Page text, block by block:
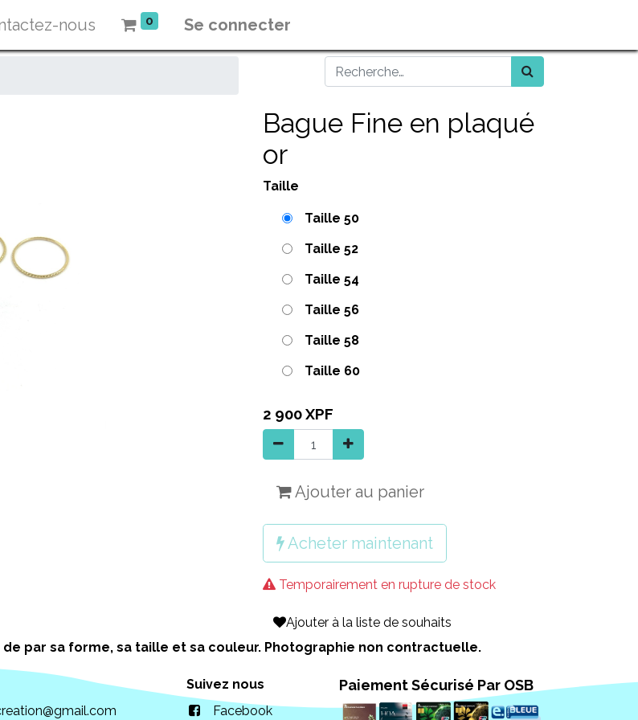
nous 0 Se connecter
Bague Fine en plaqué
or
Taille
Taille 50
Taille 52
Taille 54
Taille 56
Taille 58
Taille 60
2 900XPF
Ajouter au panier
Acheter maintenant
Temporairement en rupture de stock
Ajouter à la liste de souhaits
par sa forme, sa taille et sa couleur. Photographie non contractuelle.
Suivez nous
Facebook
Paiement Sécurisé Par OSB